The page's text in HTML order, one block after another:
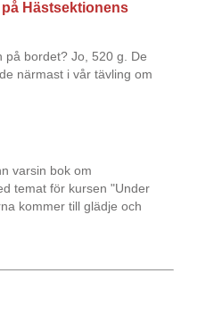
Hästsektionens
på bordet? Jo, 520 g. De
närmast i vår tävling om
varsin bok om
temat för kursen "Under
kommer till glädje och